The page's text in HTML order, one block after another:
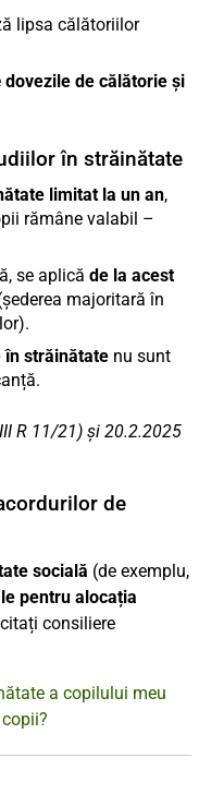
lipsa călătoriilor
dovezile de călătorie și
în străinătate
limitat la un an,
rămâne valabil –
se aplică de la acest
majoritară în
în străinătate nu sunt
R 11/21) și 20.2.2025
de
socială (de exemplu,
pentru alocația
consiliere
a copilului meu